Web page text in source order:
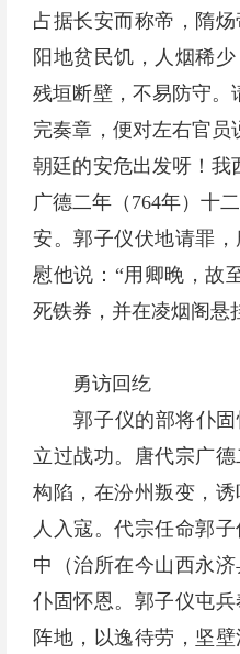
占据长安而称帝，隋
阳地贫民饥，人烟稀
残垣断壁，不易防守。
完奏章，便对左右官员
朝廷的安危出发呀！我
广德二年（764年）十
安。郭子仪伏地请罪
慰他说：“用卿晚，故
死铁券，并在凌烟阁悬
勇访回纥
郭子仪的部将仆固
立过战功。唐代宗广
构陷，在汾州叛变，
人入寇。代宗任命郭
中（治所在今山西永
仆固怀恩。郭子仪屯
阵地，以逸待劳，坚